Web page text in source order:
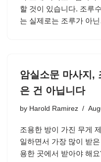
할 것이 있습니다. 조루
는 실제로는 조루가 아
암실소문 마사지,
은 건 아닙니다
by Harold Ramirez
조용한 방이 가진 무게
일하면서 가장 많이 받
용한 곳에서 받아야 해